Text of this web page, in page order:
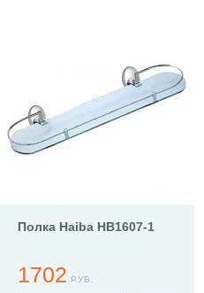
Полка Haiba HB1607-1
1702 РУБ.